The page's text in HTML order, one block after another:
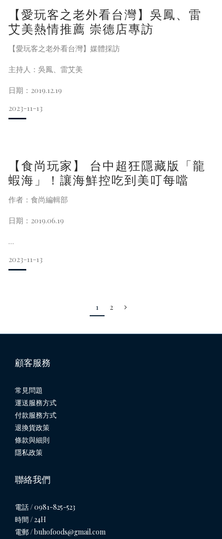
前往餐廳，上等海鮮與肉品自動送上門，還有專業主廚到府擺
盤，再搭上店家特色湯頭，真的好滿足～重點是，用餐完畢還
不用洗碗呢！超適合母親節的時候點到家裡慶祝～
[編輯 食尚編輯部] 整理、撰文 廖佳儀／圖文提供 跟著踢小米
吃喝玩樂趣／核稿主編 方君民
深
【愛玩客之老外看台灣】吳鳳、雷
艾美熱情推薦 崇德店專訪
【愛玩客之老外看台灣】媒體採訪
主持人：吳鳳、雷艾美
日期：2019.12.19
2023-11-13
【食尚玩家】 台中超狂隱藏版「龍
蝦海」！讓海鮮控吃到美叮每噹
作者：食尚編輯部
日期：2019.06.19
海套餐，就是要讓海鮮控吃翻天。
超狂計畫不是第一次，深紅火鍋的最新力作，就是把店內屠龍
計畫、屠龍2.0和窮人海鮮套餐通通加起來，堪稱史上最強的浮
誇鍋物。一字排開，一張桌子還不夠放，用上56隻黃金龍蝦及
波士頓活龍蝦，還有180盎司的牛
2023-11-13
1 2
顧客服務
常見問題
運送服務方式
付款服務方式
退換貨政策
條款與細則
隱私政策
聯絡我們
電話 / 0981-825-523
時間 / 24H
電郵 / buhofoods@gmail.com